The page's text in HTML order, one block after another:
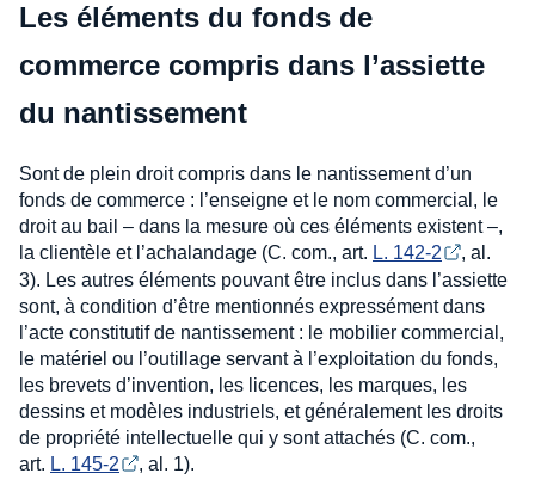
Les éléments du fonds de
commerce compris dans l’assiette
du nantissement
Sont de plein droit compris dans le nantissement d’un
fonds de commerce : l’enseigne et le nom commercial, le
droit au bail – dans la mesure où ces éléments existent –,
la clientèle et l’achalandage (C. com., art. L. 142-2
, al.
3). Les autres éléments pouvant être inclus dans l’assiette
sont, à condition d’être mentionnés expressément dans
l’acte constitutif de nantissement : le mobilier commercial,
le matériel ou l’outillage servant à l’exploitation du fonds,
les brevets d’invention, les licences, les marques, les
dessins et modèles industriels, et généralement les droits
de propriété intellectuelle qui y sont attachés (C. com.,
art. L. 145-2 , al. 1).